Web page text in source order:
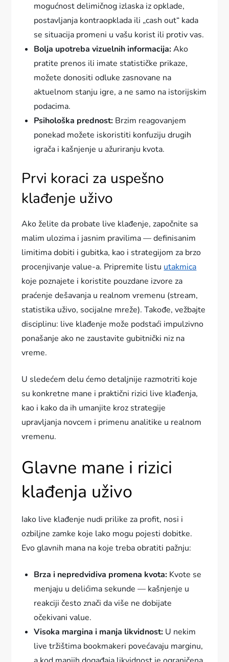
mogućnost delimičnog izlaska iz opklade,
postavljanja kontraopklada ili „cash out“ kada
se situacija promeni u vašu korist ili protiv vas.
Bolja upotreba vizuelnih informacija:Ako
pratite prenos ili imate statističke prikaze,
možete donositi odluke zasnovane na
aktuelnom stanju igre, a ne samo na istorijskim
podacima.
Psihološka prednost: Brzim reagovanjem
ponekad možete iskoristiti konfuziju drugih
igrača i kašnjenje u ažuriranju kvota.
Prvi koraci za uspešno
klađenje uživo
Ako želite da probate live klađenje, započnite sa
malim ulozima i jasnim pravilima — definisanim
limitima dobiti i gubitka, kao i strategijom za brzo
procenjivanje value-a. Pripremite listu utakmica
koje poznajete i koristite pouzdane izvore za
praćenje dešavanja u realnom vremenu (stream,
statistika uživo, socijalne mreže). Takođe, vežbajte
disciplinu: live klađenje može podstaći impulzivno
ponašanje ako ne zaustavite gubitnički niz na
vreme.
U sledećem delu ćemo detaljnije razmotriti koje
su konkretne mane i praktični rizici live klađenja,
kao i kako da ih umanjite kroz strategije
upravljanja novcem i primenu analitike u realnom
vremenu.
Glavne mane i rizici
klađenja uživo
Iako live klađenje nudi prilike za profit, nosi i
ozbiljne zamke koje lako mogu pojesti dobitke.
Evo glavnih mana na koje treba obratiti pažnju:
Brza i nepredvidiva promena kvota: Kvote se
menjaju u delićima sekunde — kašnjenje u
reakciji često znači da više ne dobijate
očekivani value.
Visoka margina i manja likvidnost: U nekim
live tržištima bookmakeri povećavaju marginu,